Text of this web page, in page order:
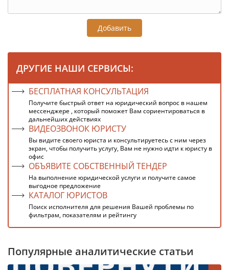
Добавить
ДРУГИЕ НАШИ СЕРВИСЫ:
БЕСПЛАТНАЯ КОНСУЛЬТАЦИЯ
Получите быстрый ответ на юридический вопрос в нашем
мессенджере , который поможет Вам сориентироваться в
дальнейших действиях
ВИДЕОЗВОНОК ЮРИСТУ
Вы видите своего юриста и консультируетесь с ним через
экран, чтобы получить услугу, Вам не нужно идти к юристу в
офис
ОБЪЯВИТЕ СОБСТВЕННЫЙ ТЕНДЕР
На выполнение юридической услуги и получите самое
выгодное предложение
КАТАЛОГ ЮРИСТОВ
Поиск исполнителя для решения Вашей проблемы по
фильтрам, показателям и рейтингу
Популярные аналитические статьи